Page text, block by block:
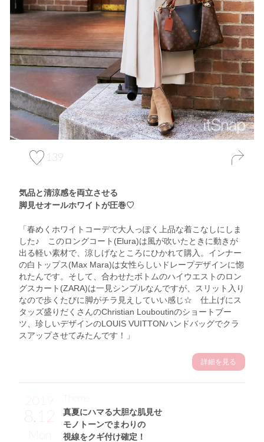
139
気品と清涼感を両立させる
脚見せオールホワイトが圧巻♡
「春めくホワイトコーデで大人っぽく上品な着こなしにしま
した♪ このロングコート(Elura)は風が吹いたときに動きが
出る軽い素材で、涼しげなところにひかれて購入。インナー
の白トップス(Max Mara)は女性らしいドレープデザインに惚
れたんです。そして、合わせたボトムのハイウエストのロン
グスカート(ZARA)は一見シンプルなんですが、スリット入り
なので歩くたびに脚がチラ見えしていい感じ☆ 仕上げにス
タッズ盛りだくさんのChristian Louboutinのショートブー
ツ、珍しいデザインのLOUIS VUITTONハンドバッグでクラ
スアップさせてみたんです！」
詳細を見る
2019
8.12
Mon
真夏にハマる大胆な肌見せ
モノトーンでまわりの
視線をクギ付け確定！
Theme